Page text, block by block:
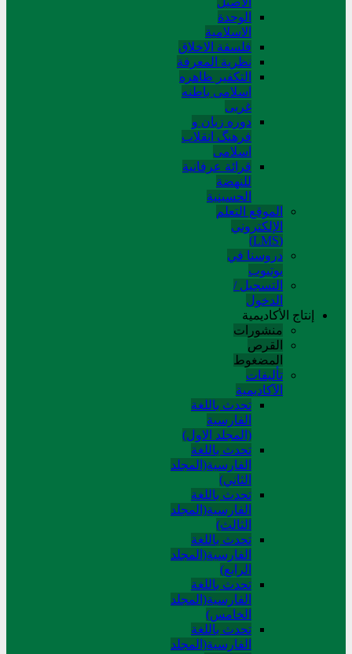
الوحدة
الاسلامیة
فلسفة الاخلاق
نظریة المعرفة
التکفیر ظاهره
اسلامی باطنه
غربی
دوره زبان و
فرهنگ انقلاب
اسلامی
قرائة عرفانیة
للنهضة
الحسینیة
الموقع التعلم
الإلکتروني
(LMS)
دروسنا في
يوتيوب
التسجيل /
الدخول
إنتاج الأكاديمية
منشورات
القرص
المضغوط
تألیفات
الآکادیمیة
تحدث باللغة
الفارسية
(المجلد الاول)
تحدث باللغة
الفارسية(المجلد
الثاني)
تحدث باللغة
الفارسية(المجلد
الثالث)
تحدث باللغة
الفارسية(المجلد
الرابع)
تحدث باللغة
الفارسية(المجلد
الخامس)
تحدث باللغة
الفارسية(المجلد